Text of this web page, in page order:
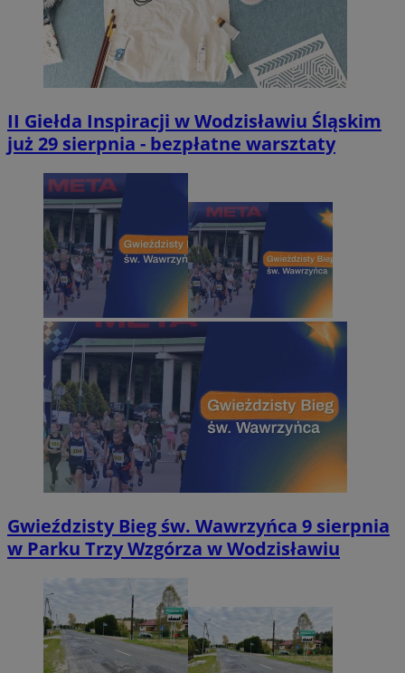
II Giełda Inspiracji w Wodzisławiu Śląskim
już 29 sierpnia - bezpłatne warsztaty
Gwieździsty Bieg św. Wawrzyńca 9 sierpnia
w Parku Trzy Wzgórza w Wodzisławiu